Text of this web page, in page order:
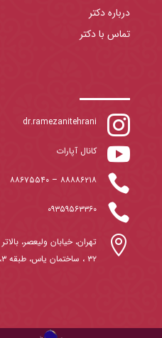
درباره دکتر
تماس با دکتر

dr.ramezanitehrani
 کانال آپارات
 ۸۸۸۸۶۲۱۸– ۸۸۶۷۵۵۴۰
 ۰۹۳۵۹۵۶۳۳۶۰

تهران، خیابان ولیعصر،
۳۲ ، ساختمان یاس، طبقه ۳، واحد ۳۰۱